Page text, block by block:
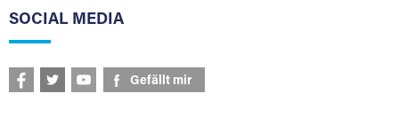
SOCIAL MEDIA
Gefällt mir